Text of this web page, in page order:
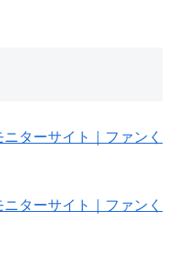
ターサイト｜ファンく
ターサイト｜ファンく